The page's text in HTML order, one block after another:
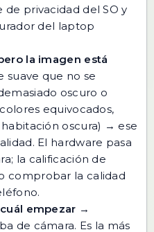
privacidad del SO y
del laptop
la imagen está
suave que no se
oscuro o
equivocados,
oscura) → ese
El hardware pasa
la calificación de
comprobar la calidad
.
empezar →
de cámara. Es la más